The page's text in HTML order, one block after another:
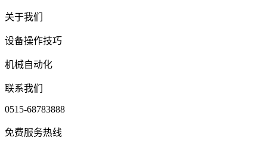
关于我们
设备操作技巧
机械自动化
联系我们
0515-68783888
免费服务热线